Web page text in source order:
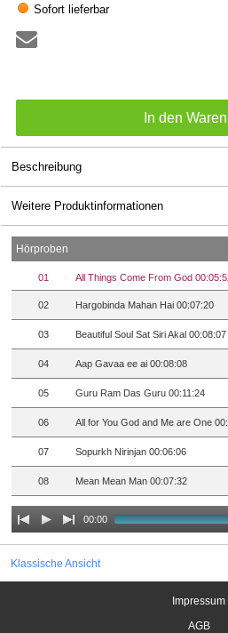
Sofort lieferbar
Beschreibung
Weitere Produktinformationen
Hörproben
01 All Things Come From God
02 Hargobinda Mahan Hai 00:07:20
03 Beautiful Soul Sat Siri Akal 00:08:07
04 Aap Gavaa ee ai 00:08:08
05 Guru Ram Das Guru 00:11:24
06 All for You God and Me are One
07 Sopurkh Nirinjan 00:06:06
08 Mean Mean Man 00:07:32
00:00
Klassische Ansicht
Impressum
AGB